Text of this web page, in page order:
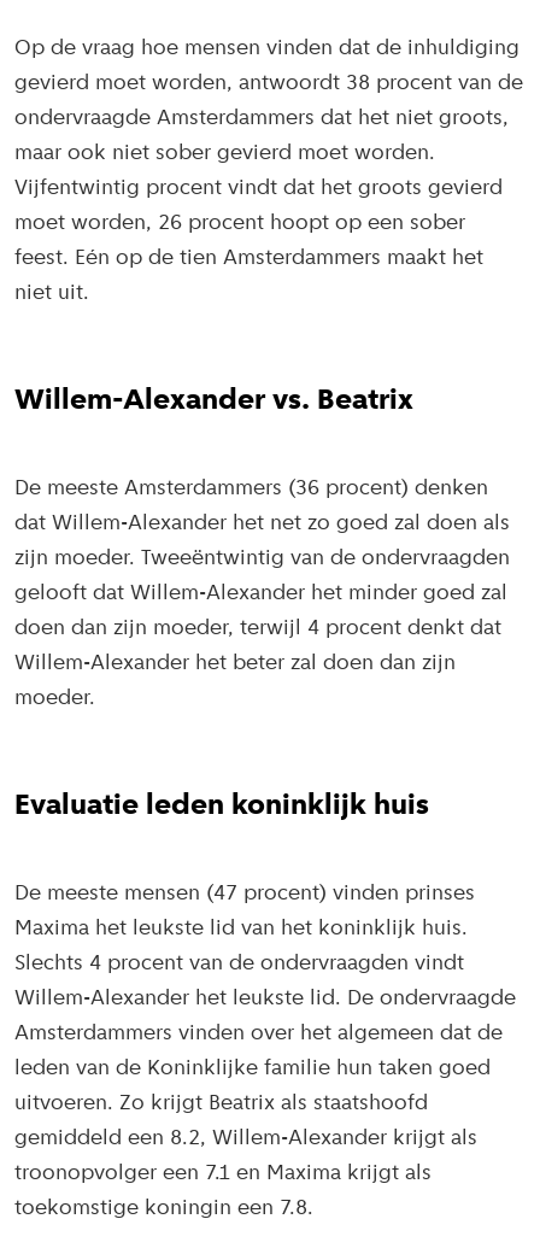
Op de vraag hoe mensen vinden dat de inhuldiging
gevierd moet worden, antwoordt 38 procent van de
ondervraagde Amsterdammers dat het niet groots,
maar ook niet sober gevierd moet worden.
Vijfentwintig procent vindt dat het groots gevierd
moet worden, 26 procent hoopt op een sober
feest. Eén op de tien Amsterdammers maakt het
niet uit.
Willem-Alexander vs. Beatrix
De meeste Amsterdammers (36 procent) denken
dat Willem-Alexander het net zo goed zal doen als
zijn moeder. Tweeëntwintig van de ondervraagden
gelooft dat Willem-Alexander het minder goed zal
doen dan zijn moeder, terwijl 4 procent denkt dat
Willem-Alexander het beter zal doen dan zijn
moeder.
Evaluatie leden koninklijk huis
De meeste mensen (47 procent) vinden prinses
Maxima het leukste lid van het koninklijk huis.
Slechts 4 procent van de ondervraagden vindt
Willem-Alexander het leukste lid. De ondervraagde
Amsterdammers vinden over het algemeen dat de
leden van de Koninklijke familie hun taken goed
uitvoeren. Zo krijgt Beatrix als staatshoofd
gemiddeld een 8.2, Willem-Alexander krijgt als
troonopvolger een 7.1 en Maxima krijgt als
toekomstige koningin een 7.8.